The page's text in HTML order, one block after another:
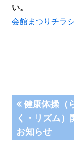
い。
会館まつりチラシ
投
稿
前
の
記
健康体操（
く・リズム）
お知らせ